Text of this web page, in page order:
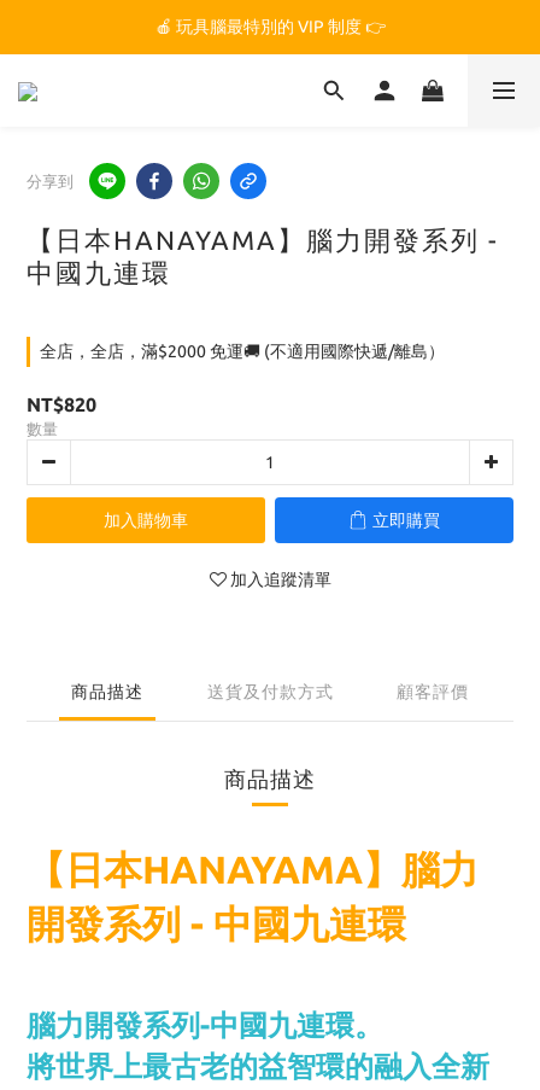
🏆 玩具腦是全台第一個獲得 STEM.org 教育平台
🍎 玩具腦最特別的 VIP 制度 👉
🏆 玩具腦是全台第一個獲得 STEM.org 教育平台
分享到
【日本HANAYAMA】腦力開發系列 -
中國九連環
全店，全店，滿$2000 免運🚚 (不適用國際快遞/離島）
NT$820
數量
加入購物車 立即購買
加入追蹤清單
商品描述 送貨及付款方式 顧客評價
商品描述
【日本HANAYAMA】腦力
開發系列 - 中國九連環
腦力開發系列-中國九連環。
將世界上最古老的益智環的融入全新